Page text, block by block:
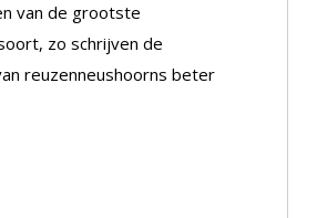
van de grootste
zo schrijven de
reuzenneushoorns beter